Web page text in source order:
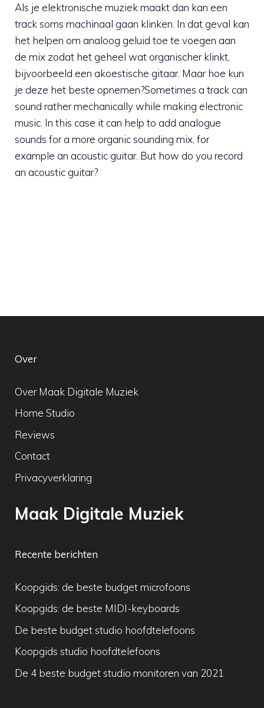
Als je elektronische muziek maakt dan kan een
track soms machinaal gaan klinken. In dat geval kan
het helpen om analoog geluid toe te voegen aan
de mix zodat het geheel wat organischer klinkt,
bijvoorbeeld een akoestische gitaar. Maar hoe kun
je deze het beste opnemen?Sometimes a track can
sound rather mechanically while making electronic
music. In this case it can help to add analogue
sounds for a more organic sounding mix, for
example an acoustic guitar. But how do you record
an acoustic guitar?
Over
Over Maak Digitale Muziek
Home Studio
Reviews
Contact
Privacyverklaring
Maak Digitale Muziek
Recente berichten
Koopgids: de beste budget microfoons
Koopgids: de beste MIDI-keyboards
De beste budget studio hoofdtelefoons
Koopgids studio hoofdtelefoons
De 4 beste budget studio monitoren van 2021